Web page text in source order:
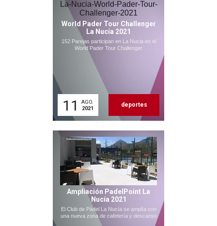
World Pader Tour Challenger
La Nucía 2021
152 Parejas participan en La Nucia en el
World Pader Tour Challenger
11
AGO.
2021
deportes
Ampliación PadelPoint La
Nucía 2021
El Club de Pádel La Nucía se amplía con
una nueva zona de cafetería y descanso